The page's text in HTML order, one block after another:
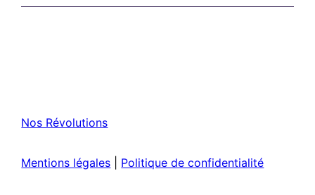
Nos Révolutions
Mentions légales Politique de confidentialité